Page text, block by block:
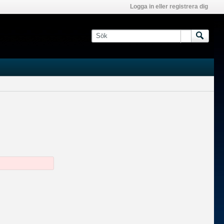
Logga in eller registrera dig